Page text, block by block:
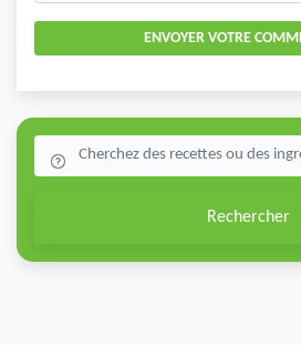
ENVOYER VOTRE
Rechercher